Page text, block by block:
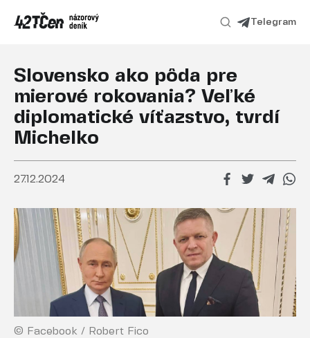
Telegram
Slovensko ako pôda pre
mierové rokovania? Veľké
diplomatické víťazstvo, tvrdí
Michelko
27.12.2024
© Facebook / Robert Fico